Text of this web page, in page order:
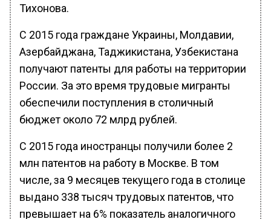
Тихонова.
С 2015 года граждане Украины, Молдавии,
Азербайджана, Таджикистана, Узбекистана
получают патенты для работы на территории
России. За это время трудовые мигранты
обеспечили поступления в столичный
бюджет около 72 млрд рублей.
С 2015 года иностранцы получили более 2
млн патентов на работу в Москве. В том
числе, за 9 месяцев текущего года в столице
выдано 338 тысяч трудовых патентов, что
превышает на 6% показатель аналогичного